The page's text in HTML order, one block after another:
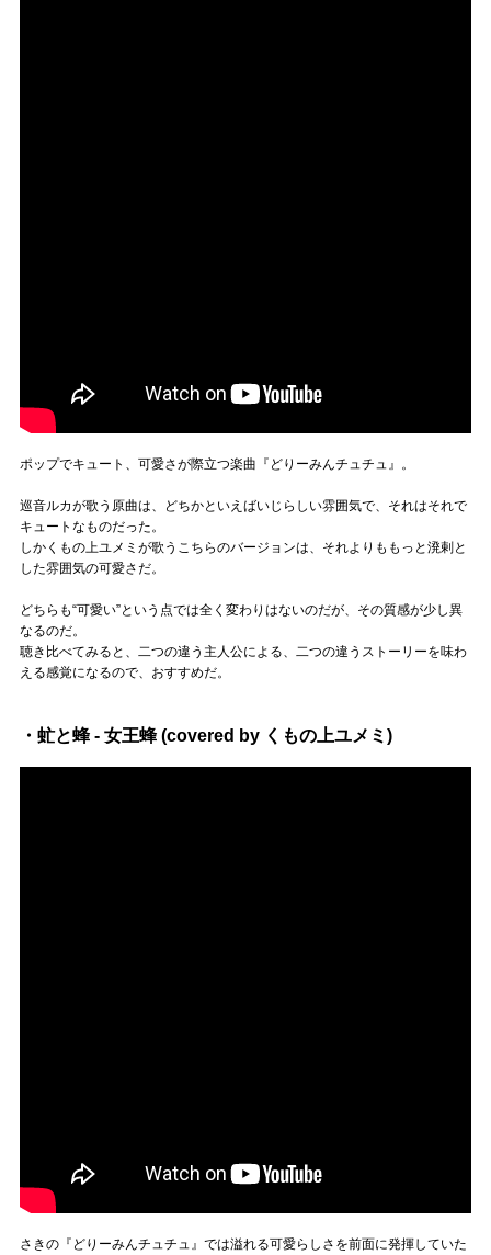
ポップでキュート、可愛さが際立つ楽曲『どりーみんチュチュ』。
巡音ルカが歌う原曲は、どちかといえばいじらしい雰囲気で、それはそれで
キュートなものだった。
しかくもの上ユメミが歌うこちらのバージョンは、それよりももっと溌剌と
した雰囲気の可愛さだ。
どちらも“可愛い”という点では全く変わりはないのだが、その質感が少し異
なるのだ。
聴き比べてみると、二つの違う主人公による、二つの違うストーリーを味わ
える感覚になるので、おすすめだ。
・虻と蜂 - 女王蜂 (covered by くもの上ユメミ)
さきの『どりーみんチュチュ』では溢れる可愛らしさを前面に発揮していた